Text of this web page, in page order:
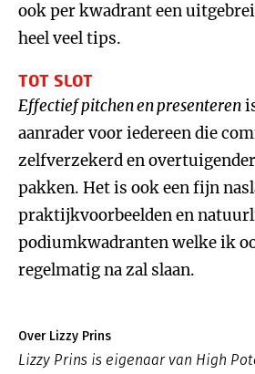
ook per kwadrant een
heel veel tips.
TOT SLOT
Effectief pitchen en presenteren
aanrader voor iedereen die
zelfverzekerd en
pakken. Het is ook een fijn
praktijkvoorbeelden en
podiumkwadranten welke ik
regelmatig na zal slaan.
Over Lizzy Prins
Lizzy Prins is eigenaar van High